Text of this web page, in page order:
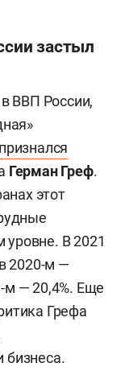
застыл
ВВП России,
признался
Герман Греф.
этот
уровне. В 2021
2020-м —
м — 20,4%. Еще
Грефа
бизнеса.